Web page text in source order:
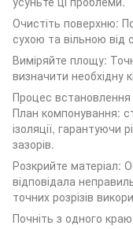
Очистіть поверхню:
сухою та вільною від
Виміряйте площу:
визначити необхідну
Процес встановлення
План компонування:
ізоляції, гарантуючи
зазорів.
Розкрийте матеріал:
відповідала
точних розрізів
Почніть з одного